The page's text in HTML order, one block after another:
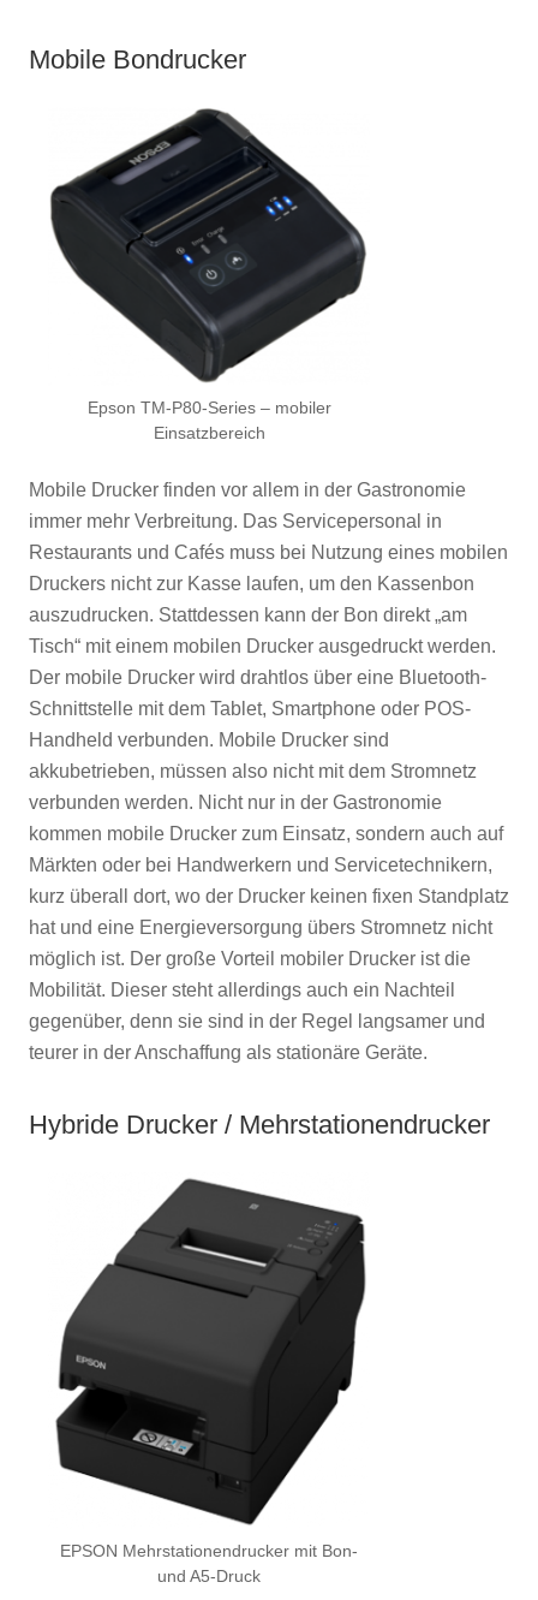
Mobile Bondrucker
Epson TM-P80-Series – mobiler
Einsatzbereich
Mobile Drucker finden vor allem in der Gastronomie
immer mehr Verbreitung. Das Servicepersonal in
Restaurants und Cafés muss bei Nutzung eines mobilen
Druckers nicht zur Kasse laufen, um den Kassenbon
auszudrucken. Stattdessen kann der Bon direkt „am
Tisch“ mit einem mobilen Drucker ausgedruckt werden.
Der mobile Drucker wird drahtlos über eine Bluetooth-
Schnittstelle mit dem Tablet, Smartphone oder POS-
Handheld verbunden. Mobile Drucker sind
akkubetrieben, müssen also nicht mit dem Stromnetz
verbunden werden. Nicht nur in der Gastronomie
kommen mobile Drucker zum Einsatz, sondern auch auf
Märkten oder bei Handwerkern und Servicetechnikern,
kurz überall dort, wo der Drucker keinen fixen Standplatz
hat und eine Energieversorgung übers Stromnetz nicht
möglich ist. Der große Vorteil mobiler Drucker ist die
Mobilität. Dieser steht allerdings auch ein Nachteil
gegenüber, denn sie sind in der Regel langsamer und
teurer in der Anschaffung als stationäre Geräte.
Hybride Drucker / Mehrstationendrucker
EPSON Mehrstationendrucker mit Bon-
und A5-Druck